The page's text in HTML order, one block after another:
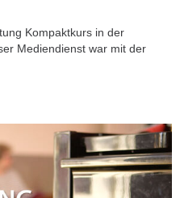
Kompaktkurs in der
Mediendienst war mit der